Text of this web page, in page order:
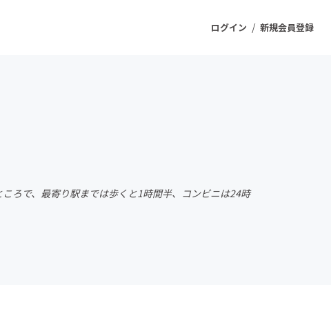
ログイン / 新規会員登録
ファッション
ろで、最寄り駅までは歩くと1時間半、コンビニは24時